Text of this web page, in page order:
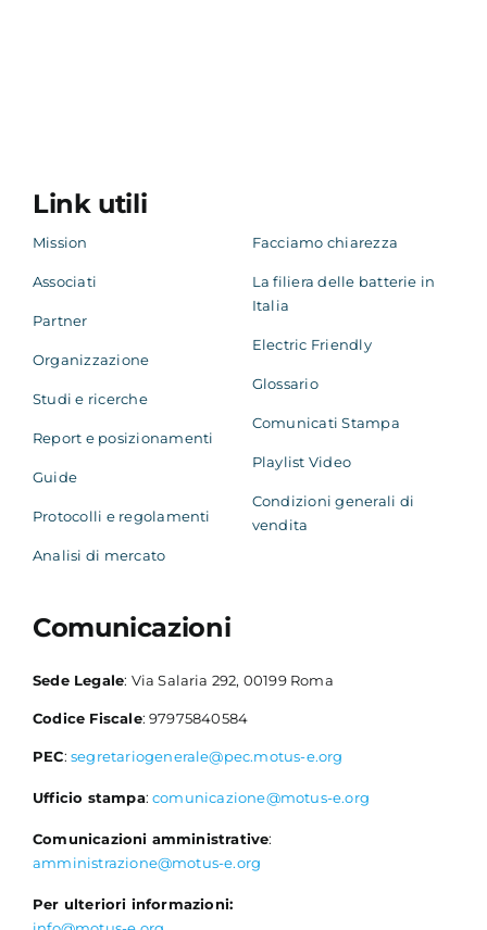
Link utili
Mission
Associati
Partner
Organizzazione
Studi e ricerche
Report e posizionamenti
Guide
Protocolli e regolamenti
Analisi di mercato
Facciamo chiarezza
La filiera delle batterie in
Italia
Electric Friendly
Glossario
Comunicati Stampa
Playlist Video
Condizioni generali di
vendita
Comunicazioni
Sede Legale: Via Salaria 292, 00199 Roma
Codice Fiscale: 97975840584
PEC: segretariogenerale@pec.motus-e.org
Ufficio stampa:comunicazione@motus-e.org
Comunicazioni amministrative:
amministrazione@motus-e.org
Per ulteriori informazioni: